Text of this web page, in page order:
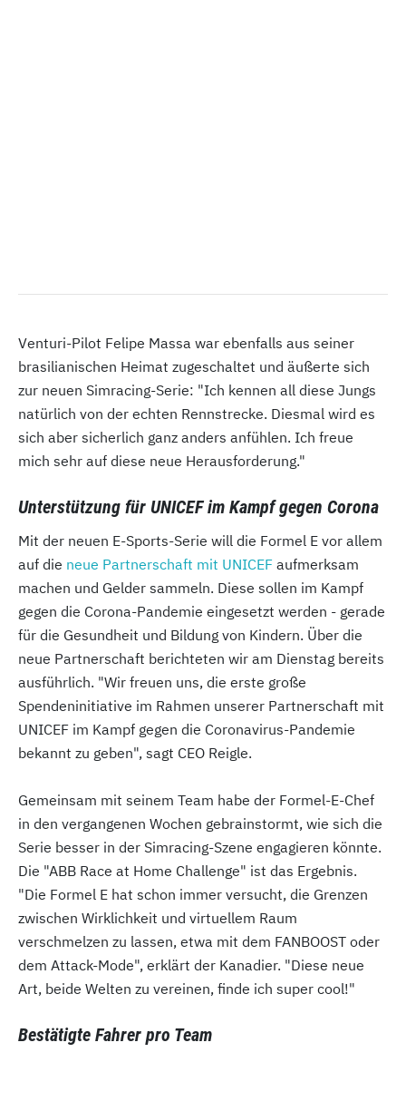
Venturi-Pilot Felipe Massa war ebenfalls aus seiner
brasilianischen Heimat zugeschaltet und äußerte sich
zur neuen Simracing-Serie: "Ich kennen all diese Jungs
natürlich von der echten Rennstrecke. Diesmal wird es
sich aber sicherlich ganz anders anfühlen. Ich freue
mich sehr auf diese neue Herausforderung."
Unterstützung für UNICEF im Kampf gegen Corona
Mit der neuen E-Sports-Serie will die Formel E vor allem
auf die neue Partnerschaft mit UNICEF aufmerksam
machen und Gelder sammeln. Diese sollen im Kampf
gegen die Corona-Pandemie eingesetzt werden - gerade
für die Gesundheit und Bildung von Kindern. Über die
neue Partnerschaft berichteten wir am Dienstag bereits
ausführlich. "Wir freuen uns, die erste große
Spendeninitiative im Rahmen unserer Partnerschaft mit
UNICEF im Kampf gegen die Coronavirus-Pandemie
bekannt zu geben", sagt CEO Reigle.
Gemeinsam mit seinem Team habe der Formel-E-Chef
in den vergangenen Wochen gebrainstormt, wie sich die
Serie besser in der Simracing-Szene engagieren könnte.
Die "ABB Race at Home Challenge" ist das Ergebnis.
"Die Formel E hat schon immer versucht, die Grenzen
zwischen Wirklichkeit und virtuellem Raum
verschmelzen zu lassen, etwa mit dem FANBOOST oder
dem Attack-Mode", erklärt der Kanadier. "Diese neue
Art, beide Welten zu vereinen, finde ich super cool!"
Bestätigte Fahrer pro Team